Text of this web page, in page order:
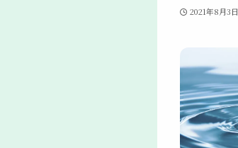
2021年8月3日